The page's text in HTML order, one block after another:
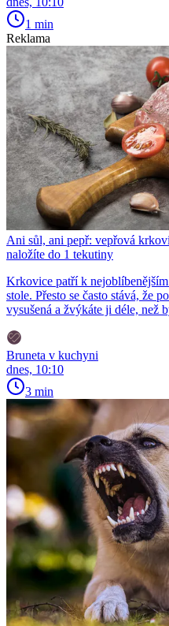
1 min
Reklama
Ani sůl, ani pepř: vepřová
naložíte do 1 tekutiny
Krkovice patří k
stole. Přesto se často stává, že
vysušená a žvýkáte ji déle, než
Bruneta v kuchyni
dnes, 10:10
3 min